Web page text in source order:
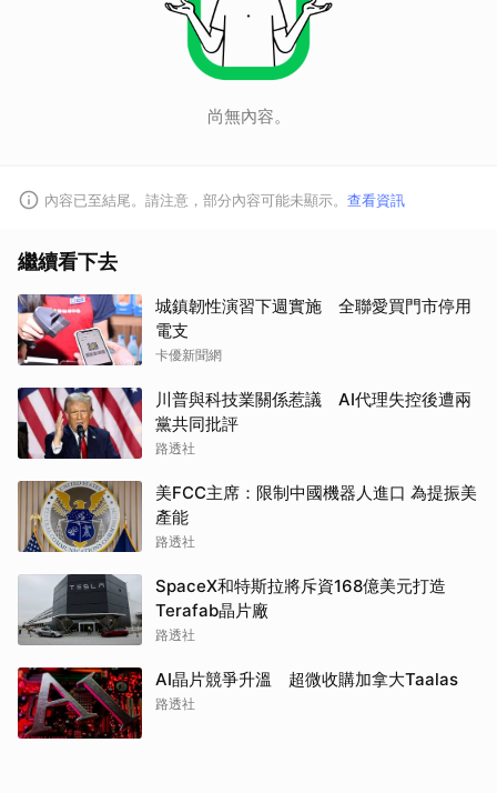
尚無內容。
內容已至結尾。請注意，部分內容可能未顯示。 查看資訊
繼續看下去
城鎮韌性演習下週實施 全聯愛買門市停用
電支
卡優新聞網
川普與科技業關係惹議 AI代理失控後遭兩
黨共同批評
路透社
美FCC主席：限制中國機器人進口 為提振美
產能
路透社
SpaceX和特斯拉將斥資168億美元打造
Terafab晶片廠
路透社
AI晶片競爭升溫 超微收購加拿大Taalas
路透社